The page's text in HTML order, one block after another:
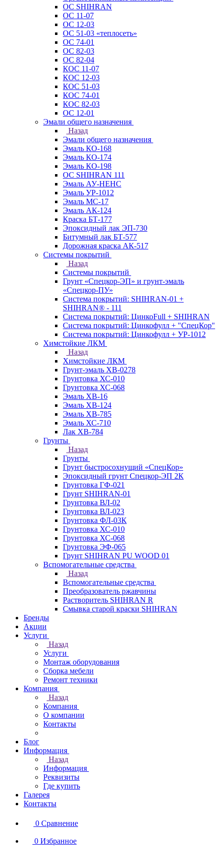
ОС SHIHRAN
ОС 11-07
ОС 12-03
ОС 51-03 «теплосеть»
ОС 74-01
ОС 82-03
ОС 82-04
КОС 11-07
КОС 12-03
КОС 51-03
КОС 74-01
КОС 82-03
ОС 12-01
Эмали общего назначения
Назад
Эмали общего назначения
Эмаль КО-168
Эмаль КО-174
Эмаль КО-198
ОС SHIHRAN 111
Эмаль АУ-НЕНС
Эмаль УР-1012
Эмаль МС-17
Эмаль АК-124
Краска БТ-177
Эпоксидный лак ЭП-730
Битумный лак БТ-577
Дорожная краска АК-517
Системы покрытий
Назад
Системы покрытий
Грунт «Спецкор-ЭП» и грунт-эмаль
«Спецкор-ПУ»
Система покрытий: SHIHRAN-01 +
SHIHRAN® - 111
Система покрытий: ЦинкоFull + SHIHRAN
Система покрытий: Цинкофулл + "СпецКор"
Система покрытий: Цинкофулл + УР-1012
Химстойкие ЛКМ
Назад
Химстойкие ЛКМ
Грунт-эмаль ХВ-0278
Грунтовка ХС-010
Грунтовка ХС-068
Эмаль ХВ-16
Эмаль ХВ-124
Эмаль ХВ-785
Эмаль ХС-710
Лак ХВ-784
Грунты
Назад
Грунты
Грунт быстросохнущий «СпецКор»
Эпоксидный грунт Спецкор-ЭП 2К
Грунтовка ГФ-021
Грунт SHIHRAN-01
Грунтовка ВЛ-02
Грунтовка ВЛ-023
Грунтовка ФЛ-03К
Грунтовка ХС-010
Грунтовка ХС-068
Грунтовка ЭФ-065
Грунт SHIHRAN PU WOOD 01
Вспомогательные средства
Назад
Вспомогательные средства
Преобразователь ржавчины
Растворитель SHIHRAN R
Смывка старой краски SHIHRAN
Бренды
Акции
Услуги
Назад
Услуги
Монтаж оборудования
Сборка мебели
Ремонт техники
Компания
Назад
Компания
О компании
Контакты
Блог
Информация
Назад
Информация
Реквизиты
Где купить
Галерея
Контакты
0 Сравнение
0 Избранное